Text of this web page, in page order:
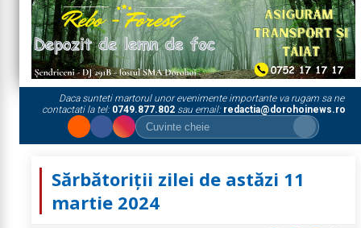
Daca sunteti martorul unor evenimente importante va rugam sa ne
contactati la tel: 0749.877.802sau email: redactia@dorohoinews.ro
Sărbătoriții zilei de astăzi 11
martie 2024